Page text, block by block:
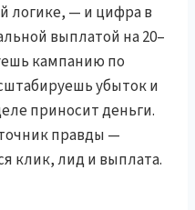
логике, — и цифра в
выплатой на 20–
кампанию по
убыток и
приносит деньги.
правды —
клик, лид и выплата.